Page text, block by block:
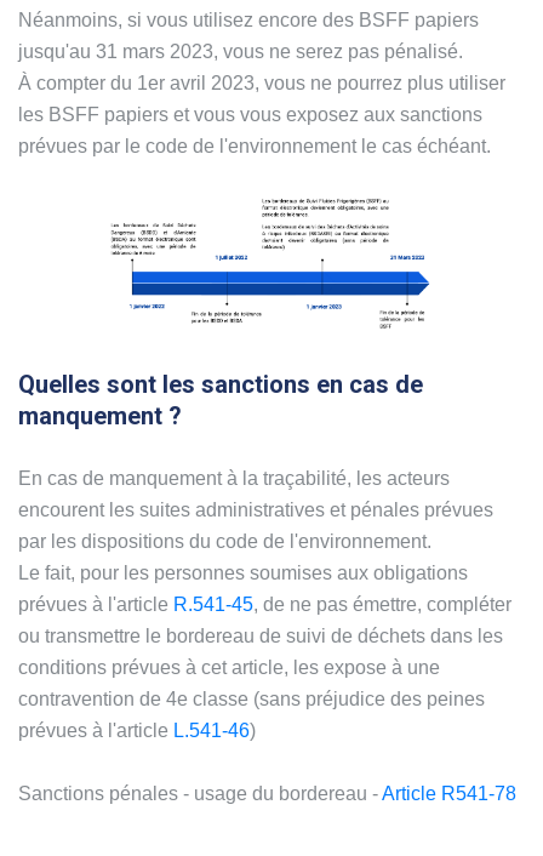
Néanmoins, si vous utilisez encore des BSFF papiers
jusqu'au 31 mars 2023, vous ne serez pas pénalisé.
À compter du 1er avril 2023, vous ne pourrez plus utiliser
les BSFF papiers et vous vous exposez aux sanctions
prévues par le code de l'environnement le cas échéant.
Quelles sont les sanctions en cas de
manquement ?
En cas de manquement à la traçabilité, les acteurs
encourent les suites administratives et pénales prévues
par les dispositions du code de l'environnement.
Le fait, pour les personnes soumises aux obligations
prévues à l'article R.541-45, de ne pas émettre, compléter
ou transmettre le bordereau de suivi de déchets dans les
conditions prévues à cet article, les expose à une
contravention de 4e classe (sans préjudice des peines
prévues à l'article L.541-46)
Sanctions pénales - usage du bordereau -Article R541-78